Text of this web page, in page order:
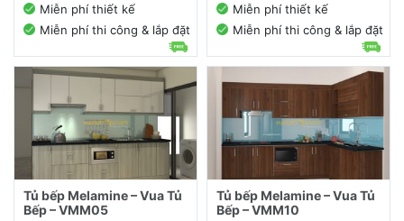
Miễn phí thiết kế
Miễn phí thi công & lắp đặt
Miễn phí thiết kế
Miễn phí thi công & lắp đặt
Tủ bếp Melamine – Vua Tủ
Bếp – VMM05
Tủ bếp Melamine – Vua Tủ
Bếp – VMM10